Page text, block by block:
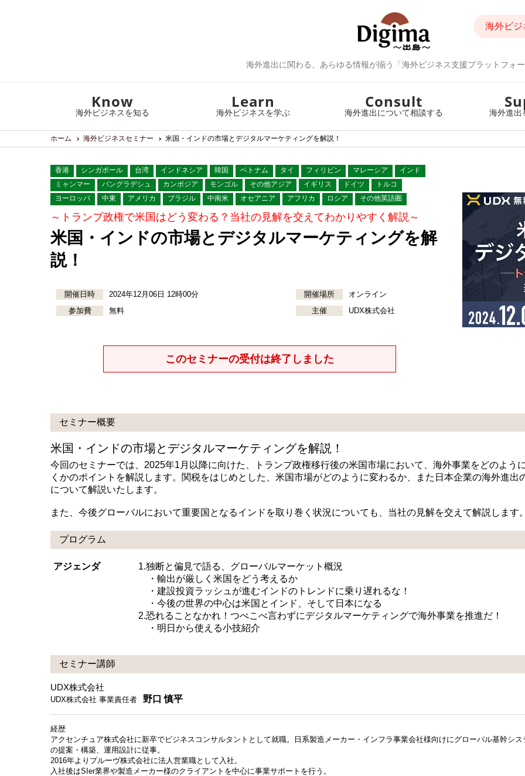
海外進出に関わる、あらゆる情報が揃う「海外ビジネス支援プラットフォー
海外ビジ
Know
海外ビジネスを知る
Learn
海外ビジネスを学ぶ
Consult
海外進出について相談する 海外進出
ホーム 海外ビジネスセミナー 米国・インドの市場とデジタルマーケティングを解説！
香港 シンガポール 台湾 インドネシア 韓国 ベトナム タイ フィリピン マレーシア
インド
ミャンマー
バングラデシュ カンボジア モンゴル その他アジア イギリス ドイツ
トルコ
ヨーロッパ
中東 アメリカ ブラジル 中南米 オセアニア アフリカ ロシア その他英語圏
～トランプ政権で米国はどう変わる？当社の見解を交えてわかりやすく解説～
米国・インドの市場とデジタルマーケティングを解
説！
開催日時 2024年12月06日 12時00分 開催場所
オンライン
参加費
無料 主催 UDX株式会社
このセミナーの受付は終了しました
セミナー概要
米国・インドの市場とデジタルマーケティングを解説！
今回のセミナーでは、2025年1月以降に向けた、トランプ政権移行後の米国市場において、海外事業をどのよう
くかのポイントを解説します。関税をはじめとした、米国市場がどのように変わるか、また日本企業の海外進出
について解説いたします。
また、今後グローバルにおいて重要国となるインドを取り巻く状況についても、当社の見解を交えて解説します。
プログラム
アジェンダ
1.独断と偏見で語る、グローバルマーケット概況
・輸出が厳しく米国をどう考えるか
・建設投資ラッシュが進むインドのトレンドに乗り遅れるな！
・今後の世界の中心は米国とインド、そして日本になる
2.恐れることなかれ！つべこべ言わずにデジタルマーケティングで海外事業を推進だ！
・明日から使える小技紹介
セミナー講師
UDX株式会社
UDX株式会社 事業責任者 野口 慎平
経歴
アクセンチュア株式会社に新卒でビジネスコンサルタントとして就職。日系製造メーカー・インフラ事業会社様向けにグローバル基幹シス
の提案・構築、運用設計に従事。
2016年よりプルーヴ株式会社に法人営業職として入社。
入社後はSIer業界や製造メーカー様のクライアントを中心に事業サポートを行う。